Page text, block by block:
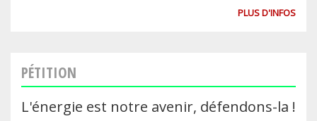
PLUS D'INFOS
PÉTITION
L'énergie est notre avenir, défendons-la !